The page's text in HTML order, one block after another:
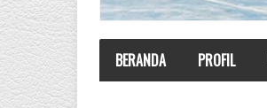
BERANDA PROFIL